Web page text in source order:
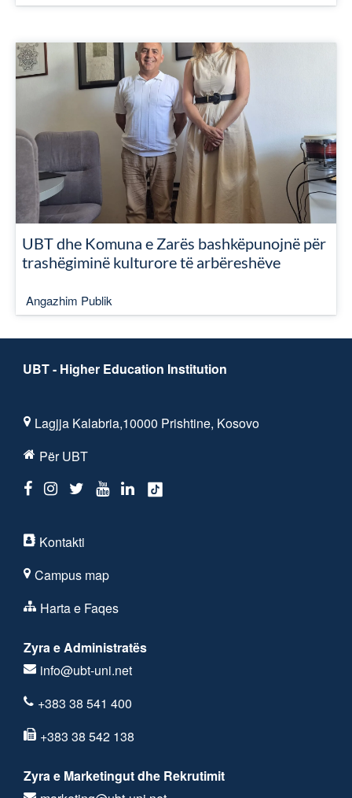
UBT dhe Komuna e Zarës bashkëpunojnë për
trashëgiminë kulturore të arbëreshëve
Angazhim Publik
UBT - Higher Education Institution
Lagjja Kalabria,10000 Prishtine, Kosovo
Për UBT
Kontakti
Campus map
Harta e Faqes
Zyra e Administratës
info@ubt-uni.net
+383 38 541 400
+383 38 542 138
Zyra e Marketingut dhe Rekrutimit